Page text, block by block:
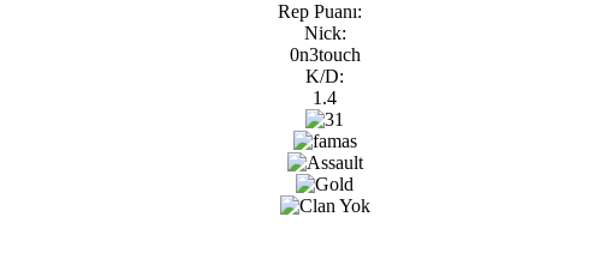
Rep Puanı:
Nick:
0n3touch
K/D:
1.4